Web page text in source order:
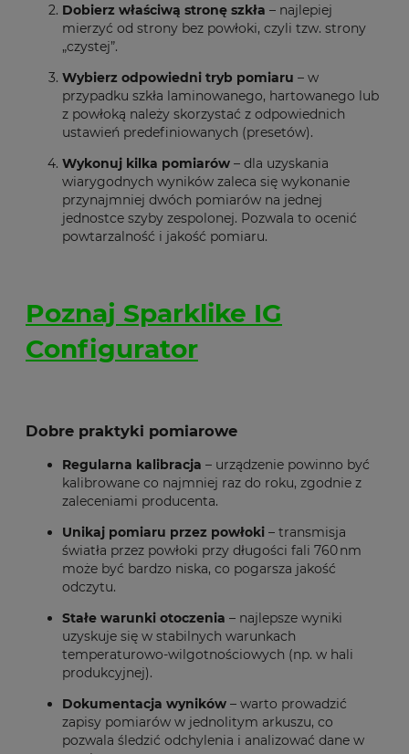
Dobierz właściwą stronę szkła – najlepiej
mierzyć od strony bez powłoki, czyli tzw. strony
„czystej”.
Wybierz odpowiedni tryb pomiaru – w
przypadku szkła laminowanego, hartowanego lub
z powłoką należy skorzystać z odpowiednich
ustawień predefiniowanych (presetów).
Wykonuj kilka pomiarów – dla uzyskania
wiarygodnych wyników zaleca się wykonanie
przynajmniej dwóch pomiarów na jednej
jednostce szyby zespolonej. Pozwala to ocenić
powtarzalność i jakość pomiaru.
Poznaj Sparklike IG
Configurator
Dobre praktyki pomiarowe
Regularna kalibracja – urządzenie powinno być
kalibrowane co najmniej raz do roku, zgodnie z
zaleceniami producenta.
Unikaj pomiaru przez powłoki – transmisja
światła przez powłoki przy długości fali 760 nm
może być bardzo niska, co pogarsza jakość
odczytu.
Stałe warunki otoczenia – najlepsze wyniki
uzyskuje się w stabilnych warunkach
temperaturowo-wilgotnościowych (np. w hali
produkcyjnej).
Dokumentacja wyników – warto prowadzić
zapisy pomiarów w jednolitym arkuszu, co
pozwala śledzić odchylenia i analizować dane w